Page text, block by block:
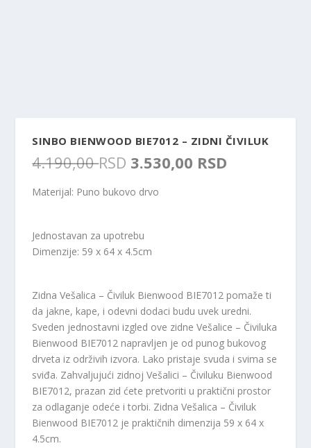
SINBO BIENWOOD BIE7012 – ZIDNI ČIVILUK
4.190,00RSD O
i
n
a
a
c
e
n
a
j
e
b
i
l
3.530,00 RSD
e
n
a
j
e
:
3
.
5
Materijal: Puno bukovo drvo
Jednostavan za upotrebu
Dimenzije: 59 x 64 x 4.5cm
Zidna Vešalica – Čiviluk Bienwood BIE7012 pomaže ti
da jakne, kape, i odevni dodaci budu uvek uredni.
Sveden jednostavni izgled ove zidne Vešalice – Čiviluka
Bienwood BIE7012 napravljen je od punog bukovog
drveta iz održivih izvora. Lako pristaje svuda i svima se
sviđa. Zahvaljujući zidnoj Vešalici – Čiviluku Bienwood
BIE7012, prazan zid ćete pretvoriti u praktični prostor
za odlaganje odeće i torbi. Zidna Vešalica – Čiviluk
Bienwood BIE7012 je praktičnih dimenzija 59 x 64 x
4.5cm.